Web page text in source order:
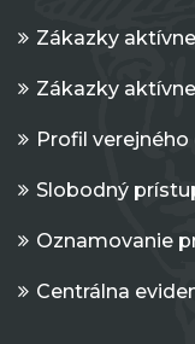
Zákazky
Zákazky
Profil
Slobodný
Oznamovanie
Centrálna